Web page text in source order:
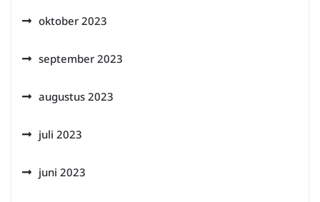
oktober 2023
september 2023
augustus 2023
juli 2023
juni 2023